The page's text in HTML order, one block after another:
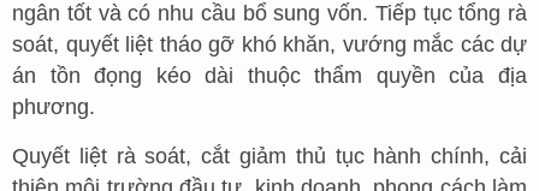
ngân tốt và có nhu cầu bổ sung vốn. Tiếp tục tổng rà
soát, quyết liệt tháo gỡ khó khăn, vướng mắc các dự
án tồn đọng kéo dài thuộc thẩm quyền của địa
phương.
Quyết liệt rà soát, cắt giảm thủ tục hành chính, cải